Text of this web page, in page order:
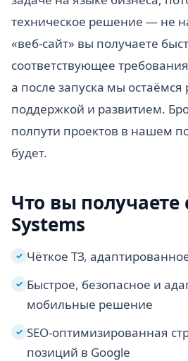
техническое решение — не
«веб-сайт» вы получаете
соответствующее
а после запуска мы остаёмся
поддержкой и развитием.
полпути проектов в нашем
будет.
Что вы получаете
Systems
✓ Чёткое ТЗ,
✓ Быстрое, безопасное и
мобильные решение
✓ SEO-оптимизированная
позиций в Google